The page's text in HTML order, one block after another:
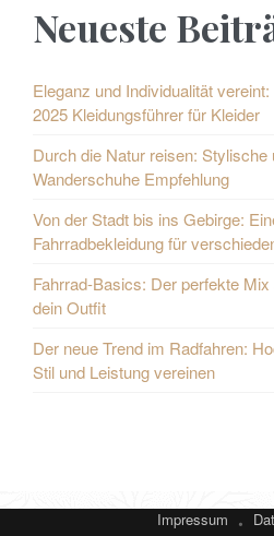
Neueste
Eleganz und Individualität
2025 Kleidungsführer für Kleider
Durch die Natur reisen: Stylische
Wanderschuhe Empfehlung
Von der Stadt bis ins Gebirge:
Fahrradbekleidung für
Fahrrad-Basics: Der perfekte
dein Outfit
Der neue Trend im Radfahren:
Stil und Leistung vereinen
Impressum